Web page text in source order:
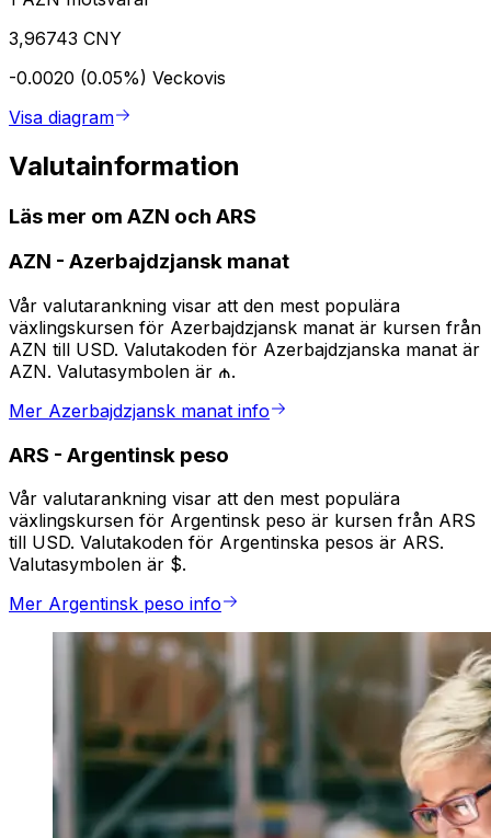
3,96743 CNY
-0.0020 (0.05%) Veckovis
Visa diagram
Valutainformation
Läs mer om AZN och ARS
AZN - Azerbajdzjansk manat
Vår valutarankning visar att den mest populära
växlingskursen för Azerbajdzjansk manat är kursen från
AZN till USD. Valutakoden för Azerbajdzjanska manat är
AZN. Valutasymbolen är ₼.
Mer Azerbajdzjansk manat info
ARS - Argentinsk peso
Vår valutarankning visar att den mest populära
växlingskursen för Argentinsk peso är kursen från ARS
till USD. Valutakoden för Argentinska pesos är ARS.
Valutasymbolen är $.
Mer Argentinsk peso info